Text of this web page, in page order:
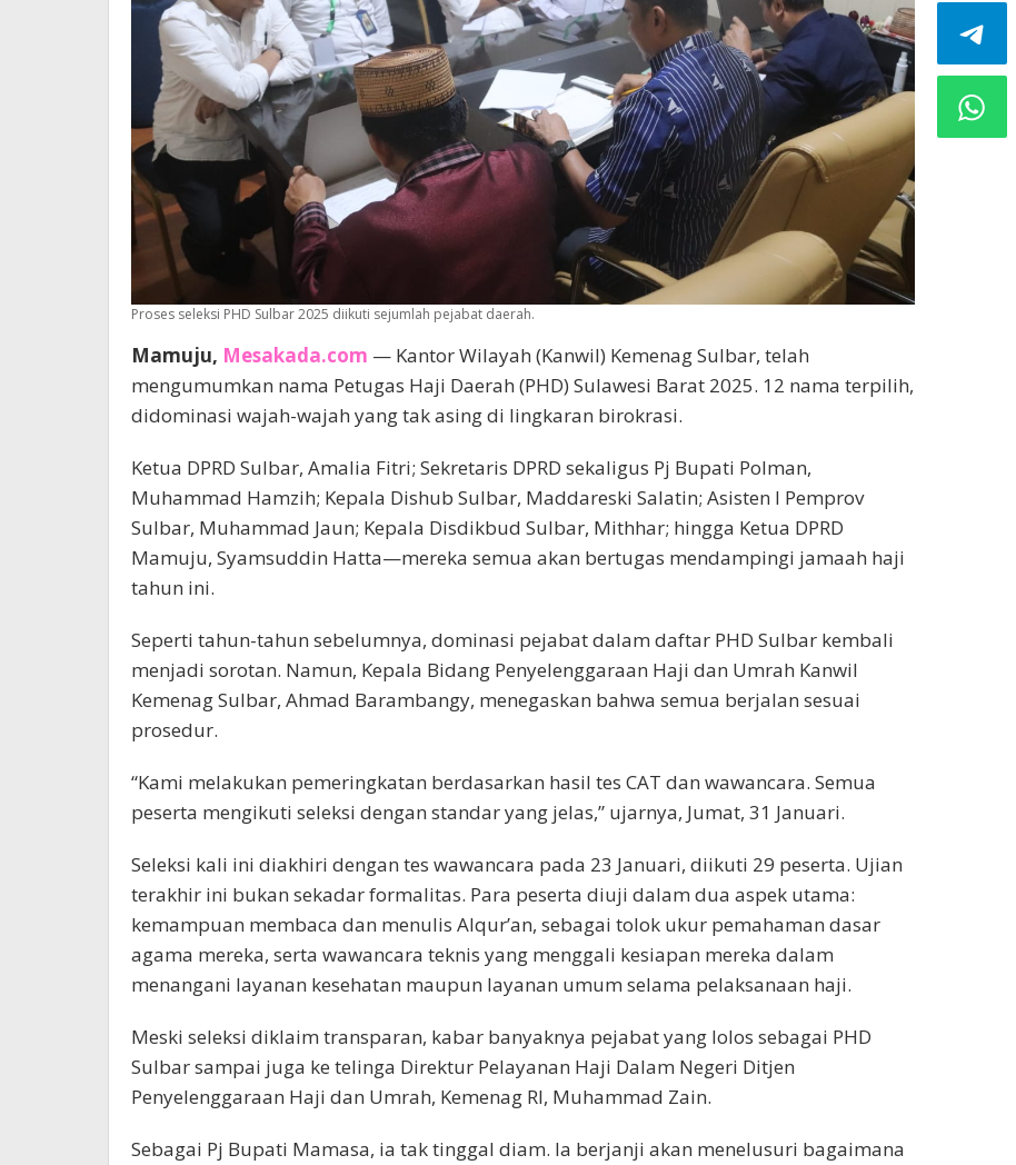
Proses seleksi PHD Sulbar 2025 diikuti sejumlah pejabat daerah.
Mamuju, Mesakada.com — Kantor Wilayah (Kanwil) Kemenag Sulbar, telah
mengumumkan nama Petugas Haji Daerah (PHD) Sulawesi Barat 2025. 12 nama terpilih,
didominasi wajah-wajah yang tak asing di lingkaran birokrasi.
Ketua DPRD Sulbar, Amalia Fitri; Sekretaris DPRD sekaligus Pj Bupati Polman,
Muhammad Hamzih; Kepala Dishub Sulbar, Maddareski Salatin; Asisten I Pemprov
Sulbar, Muhammad Jaun; Kepala Disdikbud Sulbar, Mithhar; hingga Ketua DPRD
Mamuju, Syamsuddin Hatta—mereka semua akan bertugas mendampingi jamaah haji
tahun ini.
Seperti tahun-tahun sebelumnya, dominasi pejabat dalam daftar PHD Sulbar kembali
menjadi sorotan. Namun, Kepala Bidang Penyelenggaraan Haji dan Umrah Kanwil
Kemenag Sulbar, Ahmad Barambangy, menegaskan bahwa semua berjalan sesuai
prosedur.
“Kami melakukan pemeringkatan berdasarkan hasil tes CAT dan wawancara. Semua
peserta mengikuti seleksi dengan standar yang jelas,” ujarnya, Jumat, 31 Januari.
Seleksi kali ini diakhiri dengan tes wawancara pada 23 Januari, diikuti 29 peserta. Ujian
terakhir ini bukan sekadar formalitas. Para peserta diuji dalam dua aspek utama:
kemampuan membaca dan menulis Alqur’an, sebagai tolok ukur pemahaman dasar
agama mereka, serta wawancara teknis yang menggali kesiapan mereka dalam
menangani layanan kesehatan maupun layanan umum selama pelaksanaan haji.
Meski seleksi diklaim transparan, kabar banyaknya pejabat yang lolos sebagai PHD
Sulbar sampai juga ke telinga Direktur Pelayanan Haji Dalam Negeri Ditjen
Penyelenggaraan Haji dan Umrah, Kemenag RI, Muhammad Zain.
Sebagai Pj Bupati Mamasa, ia tak tinggal diam. Ia berjanji akan menelusuri bagaimana